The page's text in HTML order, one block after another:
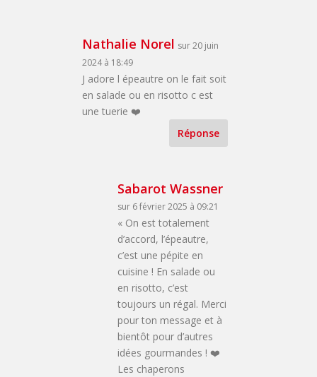
Nathalie Norel sur 20 juin
2024 à 18:49
J adore l épeautre on le fait soit
en salade ou en risotto c est
une tuerie ❤️
Réponse
Sabarot Wassner
sur 6 février 2025 à 09:21
« On est totalement
d’accord, l’épeautre,
c’est une pépite en
cuisine ! En salade ou
en risotto, c’est
toujours un régal. Merci
pour ton message et à
bientôt pour d’autres
idées gourmandes ! ❤️
Les chaperons